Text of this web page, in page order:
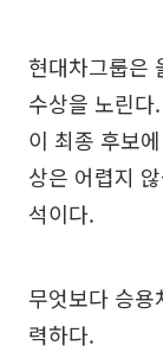
현대차그룹은
수상을 노린
이 최종 후보
상은 어렵지
석이다.
무엇보다 승
력하다.